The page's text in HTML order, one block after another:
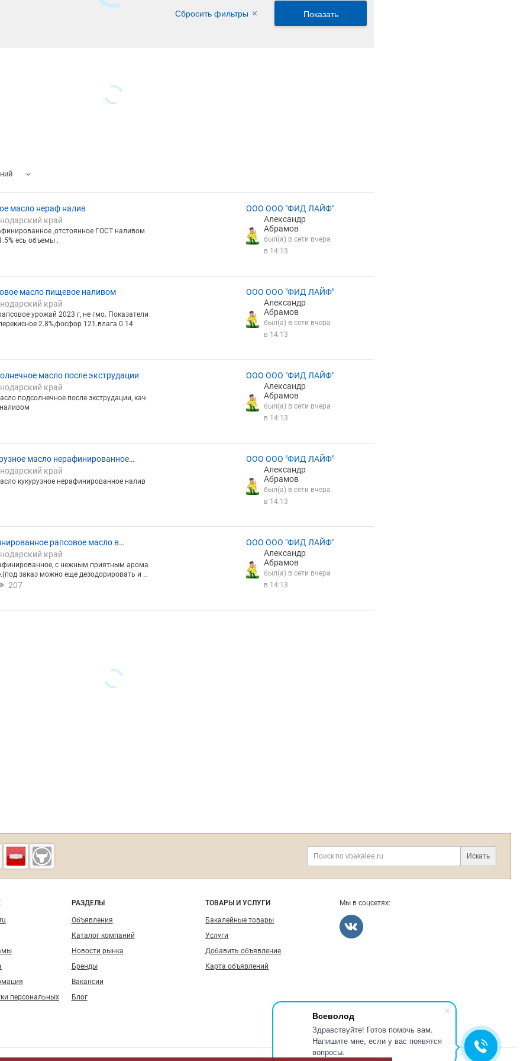
Всеволод
Здравствуйте! Готов помочь вам.
Напишите мне, если у вас появятся
вопросы.
Сбросить фильтры
Показать
масло нераф налив
край
,отстоянное ГОСТ наливом
есь объемы .
ООО ООО "ФИД ЛАЙФ"
Александр
Абрамов
был(а) в сети вчера
в 14:13
масло пищевое наливом
край
урожай 2023 г, не гмо. Показатели
2.8%,фосфор 121.влага 0.14
ООО ООО "ФИД ЛАЙФ"
Александр
Абрамов
был(а) в сети вчера
в 14:13
масло после экструдации
край
подсолнечное после экструдации, кач
ООО ООО "ФИД ЛАЙФ"
Александр
Абрамов
был(а) в сети вчера
в 14:13
масло нерафинированное
край
кукурузное нерафинированное налив
ООО ООО "ФИД ЛАЙФ"
Александр
Абрамов
был(а) в сети вчера
в 14:13
рапсовое масло в
край
с нежным приятным арома
заказ можно еще дезодорировать и в
0.5 -1-5л.
207
ООО ООО "ФИД ЛАЙФ"
Александр
Абрамов
был(а) в сети вчера
в 14:13
Искать
Vbakalee.ru —
рынок
персональных
РАЗДЕЛЫ
Объявления
Каталог компаний
Новости рынка
Бренды
Вакансии
Блог
ТОВАРЫ И УСЛУГИ
Бакалейные товары
Услуги
Добавить объявление
Карта объявлений
Мы в соцсетях: